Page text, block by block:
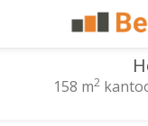
158 m2